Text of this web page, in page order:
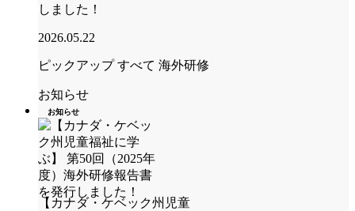
しました！
2026.05.22
ピックアップ すべて 海外研修
お知らせ
お知らせ
【カナダ・ケベック州児童